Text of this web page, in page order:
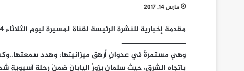
مارس 14, 2017
مقدمة إخبارية للنشرة الرئيسة لقناة المسيرة ليوم الثلاثاء 14-03-2017م
ــــــــــــــــــــــــــ
وهي مستمرةٌ في عدوانٍ أرهق ميزانيتها، وهدد
باتجاهِ الشرق، حيث سلمان يزورُ اليابانَ ضمنَ رحلةٍ آسيويةٍ